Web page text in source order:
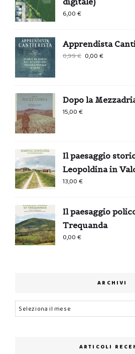
6,00€
Apprendista
0,99€
era:
0,99 €.
0,00€
è:
0,00 €.
Dopo la
15,00€
Il paesaggio
Leopoldina in
13,00€
Il paesaggio
Trequanda
0,00€
ARCHIVI
Archivi
ARTICOLI